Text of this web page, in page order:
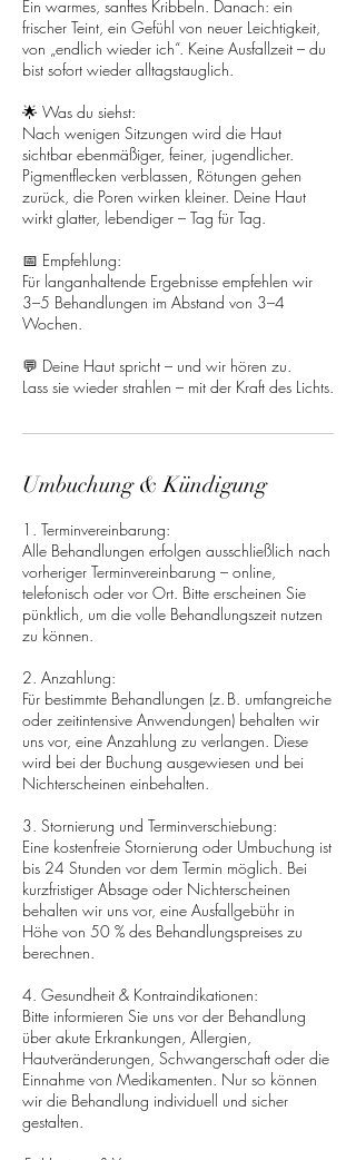
Ein warmes, sanftes Kribbeln. Danach: ein
frischer Teint, ein Gefühl von neuer Leichtigkeit,
von „endlich wieder ich“. Keine Ausfallzeit – du
bist sofort wieder alltagstauglich.
🌟 Was du siehst:
Nach wenigen Sitzungen wird die Haut
sichtbar ebenmäßiger, feiner, jugendlicher.
Pigmentflecken verblassen, Rötungen gehen
zurück, die Poren wirken kleiner. Deine Haut
wirkt glatter, lebendiger – Tag für Tag.
📅 Empfehlung:
Für langanhaltende Ergebnisse empfehlen wir
3–5 Behandlungen im Abstand von 3–4
Wochen.
💬 Deine Haut spricht – und wir hören zu.
Umbuchung & Kündigung
1. Terminvereinbarung:
Alle Behandlungen erfolgen ausschließlich nach
vorheriger Terminvereinbarung – online,
telefonisch oder vor Ort. Bitte erscheinen Sie
pünktlich, um die volle Behandlungszeit nutzen
zu können.
2. Anzahlung:
Für bestimmte Behandlungen (z. B. umfangreiche
oder zeitintensive Anwendungen) behalten wir
uns vor, eine Anzahlung zu verlangen. Diese
wird bei der Buchung ausgewiesen und bei
Nichterscheinen einbehalten.
3. Stornierung und Terminverschiebung:
Eine kostenfreie Stornierung oder Umbuchung ist
bis 24 Stunden vor dem Termin möglich. Bei
kurzfristiger Absage oder Nichterscheinen
behalten wir uns vor, eine Ausfallgebühr in
Höhe von 50 % des Behandlungspreises zu
berechnen.
4. Gesundheit & Kontraindikationen:
Bitte informieren Sie uns vor der Behandlung
über akute Erkrankungen, Allergien,
Hautveränderungen, Schwangerschaft oder die
Einnahme von Medikamenten. Nur so können
wir die Behandlung individuell und sicher
gestalten.